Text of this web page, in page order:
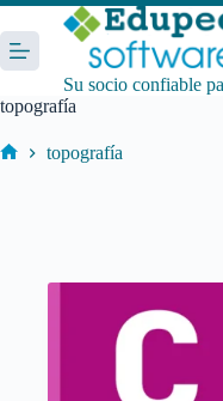
Saltar
al
contenido
Su socio confiable
topografía
topografía